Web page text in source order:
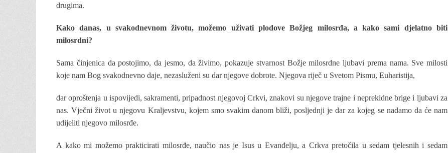
drugima.
Kako danas, u svakodnevnom životu, možemo uživati plodove Božjeg milosrđa, a kako sami djelatno biti
milosrdni?
Sama činjenica da postojimo, da jesmo, da živimo, pokazuje stvarnost Božje milosrdne ljubavi prema nama. Sve milosti
koje nam Bog svakodnevno daje, nezasluženi su dar njegove dobrote. Njegova riječ u Svetom Pismu, Euharistija,
dar oproštenja u ispovijedi, sakramenti, pripadnost njegovoj Crkvi, znakovi su njegove trajne i neprekidne brige i ljubavi za
nas. Vječni život u njegovu Kraljevstvu, kojem smo svakim danom bliži, posljednji je dar za kojeg se nadamo da će nam
udijeliti njegovo milosrđe.
A kako mi možemo prakticirati milosrđe, naučio nas je Isus u Evanđelju, a Crkva pretočila u sedam tjelesnih i sedam